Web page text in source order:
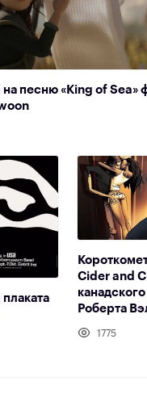
на песню «King of Sea»
Cider and
Роберта
1775